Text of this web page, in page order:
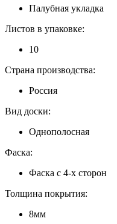
Палубная укладка
Листов в упаковке:
10
Страна производства:
Россия
Вид доски:
Однополосная
Фаска:
Фаска с 4-х сторон
Толщина покрытия:
8мм